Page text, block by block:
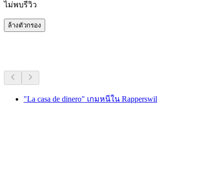
ไม่พบรีวิว
ล้างตัวกรอง
"La casa de dinero" เกมหนีใน Rapperswil